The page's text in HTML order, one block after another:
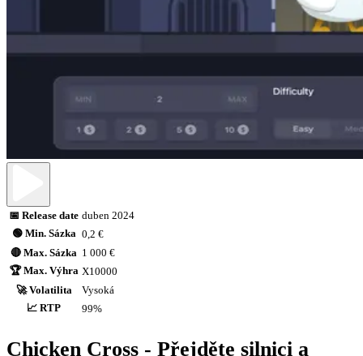
📅 Release date duben 2024
🟢 Min. Sázka 0,2 €
🔴 Max. Sázka 1 000 €
🏆 Max. Výhra X10000
🚀 Volatilita
Vysoká
📈 RTP
99%
Chicken Cross - Přejděte silnici a